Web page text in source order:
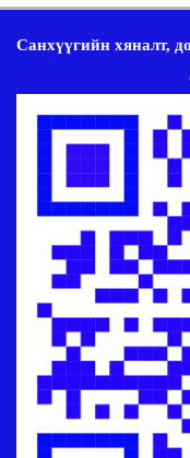
Санхүүгийн хяналт,